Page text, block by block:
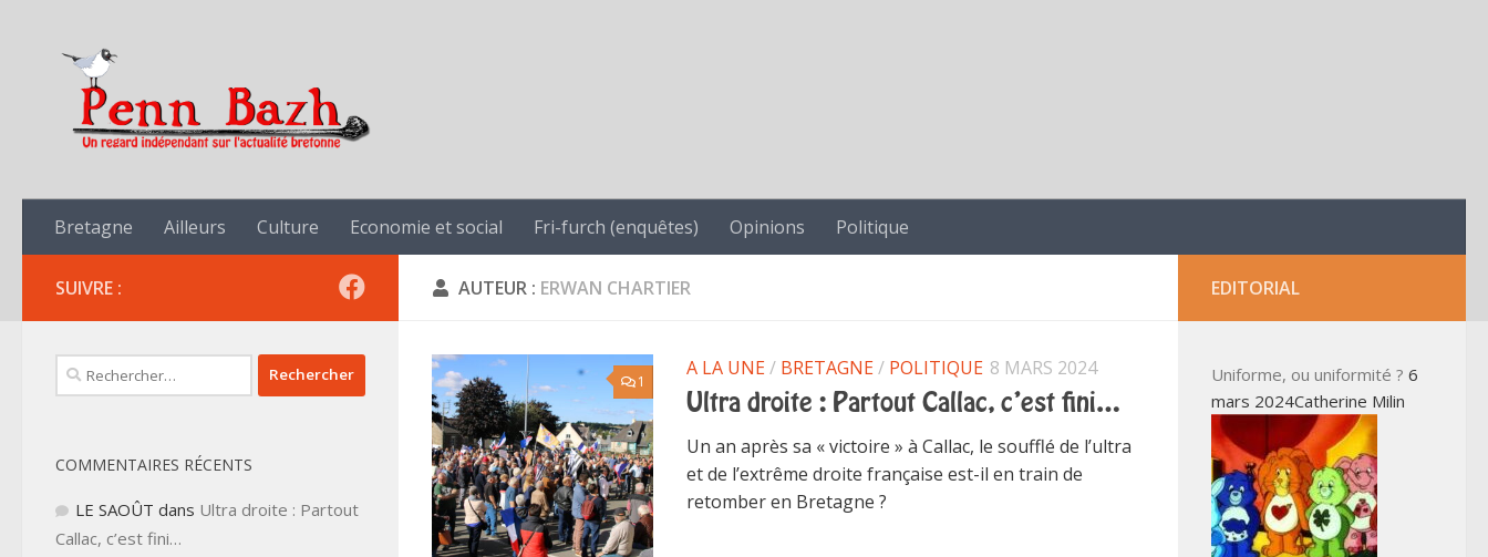
Bretagne Ailleurs Culture Economie et social Fri-furch (enquêtes) Opinions Politique
AUTEUR : ERWAN CHARTIER
1
A LA UNE/ BRETAGNE/ POLITIQUE 8 MARS 2024
Ultra droite : Partout Callac, c’est fini…
Un an après sa « victoire » à Callac, le soufflé de l’ultra
et de l’extrême droite française est-il en train de
retomber en Bretagne ?
SUIVRE :
Rechercher :
COMMENTAIRES RÉCENTS
LE SAOÛT dans Ultra droite : Partout
Callac, c’est fini…
EDITORIAL
Uniforme, ou uniformité ? 6
mars 2024Catherine Milin